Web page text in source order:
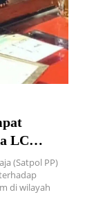
LC
(Satpol PP)
di wilayah